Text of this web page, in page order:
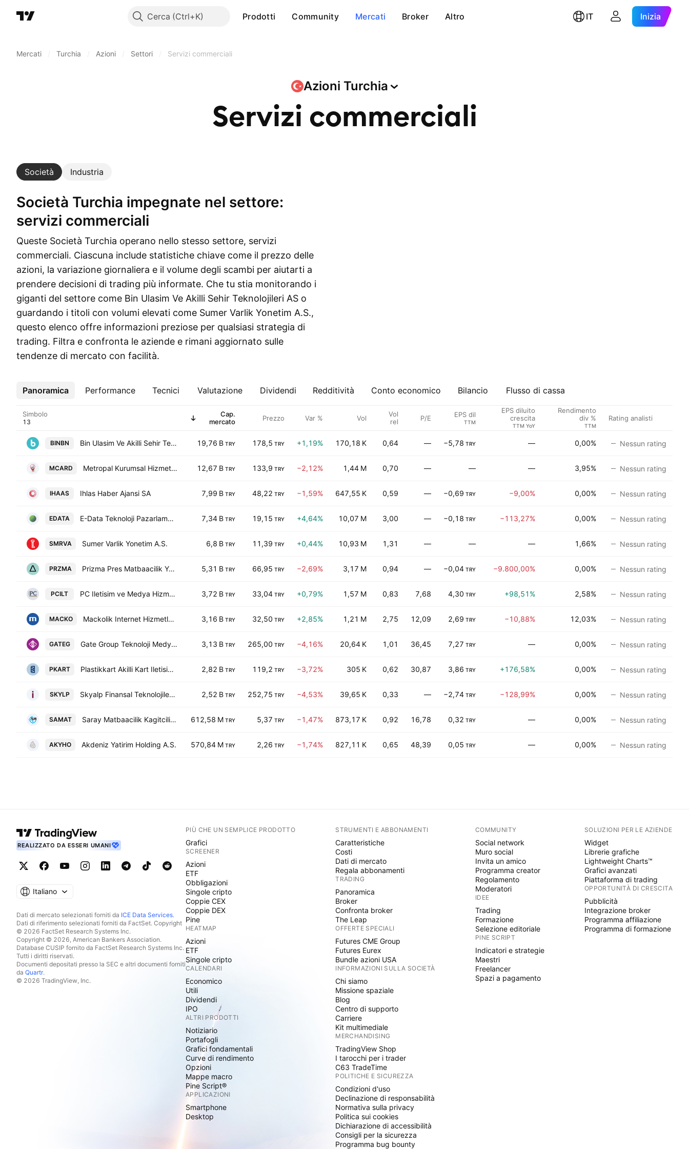
Cerca Prodotti Community Mercati Broker Altro IT Inizia
Mercati Turchia Azioni Settori Servizi commerciali
Azioni Turchia
Servizi commerciali
Società Industria
Società Turchia impegnate nel settore:
servizi commerciali
Queste Società Turchia operano nello stesso settore, servizi
commerciali. Ciascuna include statistiche chiave come il prezzo delle
azioni, la variazione giornaliera e il volume degli scambi per aiutarti a
prendere decisioni di trading più informate. Che tu stia monitorando i
giganti del settore come Bin Ulasim Ve Akilli Sehir Teknolojileri AS o
guardando i titoli con volumi elevati come Sumer Varlik Yonetim A.S.,
questo elenco offre informazioni preziose per qualsiasi strategia di
trading. Filtra e confronta le aziende e rimani aggiornato sulle
tendenze di mercato con facilità.
Panoramica Performance Tecnici Valutazione Dividendi Redditività Conto economico Bilancio Flusso di cassa
Altro
Simbolo
Cap.
mercato
Prezzo Var % Vol
Vol
rel
P/E EPS dil
TTM
EPS diluito
crescita
TTM YoY
Rendimento
div %
TTM
Rating analisti
BINBN Bin Ulasim Ve Akilli Sehir Teknolojileri AS 19,76 B TRY 178,5 TRY +1,19% 170,18 K 0,64 — −5,78 TRY — 0,00% Nessun rating
MCARD Metropal Kurumsal Hizmetler A.S. 12,67 B TRY 133,9 TRY −2,12% 1,44 M 0,70 — — — 3,95% Nessun rating
IHAAS Ihlas Haber Ajansi SA 7,99 B TRY 48,22 TRY −1,59% 647,55 K 0,59 — −0,69 TRY −9,00% 0,00% Nessun rating
EDATA E-Data Teknoloji Pazarlama AS 7,34 B TRY 19,15 TRY +4,64% 10,07 M 3,00 — −0,18 TRY −113,27% 0,00% Nessun rating
SMRVA Sumer Varlik Yonetim A.S. 6,8 B TRY 11,39 TRY +0,44% 10,93 M 1,31 — — — 1,66% Nessun rating
PRZMA Prizma Pres Matbaacilik Yayincilik Sanayi ve Ticaret AS 5,31 B TRY 66,95 TRY −2,69% 3,17 M 0,94 — −0,04 TRY −9.800,00% 0,00% Nessun rating
PCILT PC Iletisim ve Medya Hizmetleri Sanayi Ticaret AS 3,72 B TRY 33,04 TRY +0,79% 1,57 M 0,83 7,68 4,30 TRY +98,51% 2,58% Nessun rating
MACKO Mackolik Internet Hizmetleri Ticaret AS 3,16 B TRY 32,50 TRY +2,85% 1,21 M 2,75 12,09 2,69 TRY −10,88% 12,03% Nessun rating
GATEG Gate Group Teknoloji Medya Ve Siber Guvenlik Hizmetleri A.S. 3,13 B TRY 265,00 TRY −4,16% 20,64 K 1,01 36,45 7,27 TRY — 0,00% Nessun rating
PKART Plastikkart Akilli Kart Iletisim Sistemleri Sanayi ve Ticaret A.S. 2,82 B TRY 119,2 TRY −3,72% 305 K 0,62 30,87 3,86 TRY +176,58% 0,00% Nessun rating
SKYLP Skyalp Finansal Teknolojiler ve Danismanlik A.S 2,52 B TRY 252,75 TRY −4,53% 39,65 K 0,33 — −2,74 TRY −128,99% 0,00% Nessun rating
SAMAT Saray Matbaacilik Kagitcilik Kirtasiyecilik Ticaret Ve Sanayi A.S. 612,58 M TRY 5,37 TRY −1,47% 873,17 K 0,92 16,78 0,32 TRY — 0,00% Nessun rating
AKYHO Akdeniz Yatirim Holding A.S. 570,84 M TRY 2,26 TRY −1,74% 827,11 K 0,65 48,39 0,05 TRY — 0,00% Nessun rating
REALIZZATO DA ESSERI UMANI
Italiano
Dati di mercato selezionati forniti da ICE Data Services.
Dati di riferimento selezionati forniti da FactSet. Copyright
© 2026 FactSet Research Systems Inc.
Copyright © 2026, American Bankers Association.
Database CUSIP fornito da FactSet Research Systems Inc.
Tutti i diritti riservati.
Documenti depositati presso la SEC e altri documenti forniti
da Quartr.
© 2026 TradingView, Inc.
PIÙ CHE UN SEMPLICE PRODOTTO
Grafici
SCREENER
Azioni
ETF
Obbligazioni
Singole cripto
Coppie CEX
Coppie DEX
Pine
HEATMAP
Azioni
ETF
Singole cripto
CALENDARI
Economico
Utili
Dividendi
IPO
ALTRI PRODOTTI
Notiziario
Portafogli
Grafici fondamentali
Curve di rendimento
Opzioni
Mappe macro
Pine Script®
APPLICAZIONI
Smartphone
Desktop
STRUMENTI E ABBONAMENTI
Caratteristiche
Costi
Dati di mercato
Regala abbonamenti
TRADING
Panoramica
Broker
Confronta broker
The Leap
OFFERTE SPECIALI
Futures CME Group
Futures Eurex
Bundle azioni USA
INFORMAZIONI SULLA SOCIETÀ
Chi siamo
Missione spaziale
Blog
Centro di supporto
Carriere
Kit multimediale
MERCHANDISING
TradingView Shop
I tarocchi per i trader
C63 TradeTime
POLITICHE E SICUREZZA
Condizioni d'uso
Declinazione di responsabilità
Normativa sulla privacy
Politica sui cookies
Dichiarazione di accessibilità
Consigli per la sicurezza
Programma bug bounty
COMMUNITY
Social network
Muro social
Invita un amico
Programma creator
Regolamento
Moderatori
IDEE
Trading
Formazione
Selezione editoriale
PINE SCRIPT
Indicatori e strategie
Maestri
Freelancer
Spazi a pagamento
SOLUZIONI PER LE AZIENDE
Widget
Librerie grafiche
Lightweight Charts™
Grafici avanzati
Piattaforma di trading
OPPORTUNITÀ DI CRESCITA
Pubblicità
Integrazione broker
Programma affiliazione
Programma di formazione